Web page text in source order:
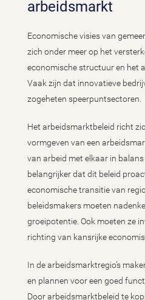
arbeidsmarkt
Economische visies van
zich onder meer op het
economische structuur en het
Vaak zijn dat innovatieve
zogeheten speerpuntsectoren.
Het arbeidsmarktbeleid richt
vormgeven van een
van arbeid met elkaar in
belangrijker dat dit beleid
economische transitie van
beleidsmakers moeten
groeipotentie. Ook moeten ze
richting van kansrijke
In de arbeidsmarktregio’s
en plannen voor een goed
Door arbeidsmarktbeleid te